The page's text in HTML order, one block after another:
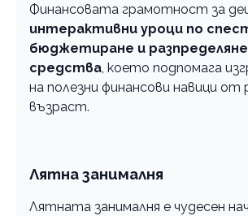
Финансовата грамотност за
интерактивни уроци по
бюджетиране и
средства, което подпомага
на полезни финансови навици от
възраст.
Лятна занималня
Лятната занималня е чудесен